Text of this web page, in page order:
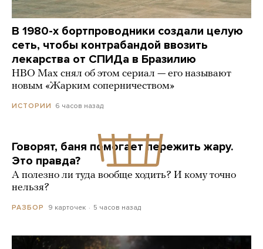
В 1980-х бортпроводники создали целую
сеть, чтобы контрабандой ввозить
лекарства от СПИДа в Бразилию
HBO Max снял об этом сериал — его называют
новым «Жарким соперничеством»
ИСТОРИИ 6 часов назад
Говорят, баня помогает пережить жару.
Это правда?
А полезно ли туда вообще ходить? И кому точно
нельзя?
РАЗБОР 9 карточек 5 часов назад